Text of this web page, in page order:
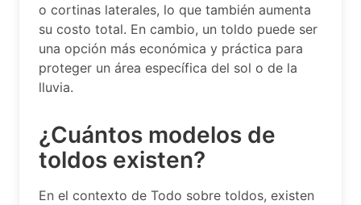
o cortinas laterales, lo que también aumenta
su costo total. En cambio, un toldo puede ser
una opción más económica y práctica para
proteger un área específica del sol o de la
lluvia.
¿Cuántos modelos de
toldos existen?
En el contexto de Todo sobre toldos, existen